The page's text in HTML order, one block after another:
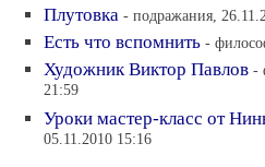
Плутовка - подражания,
Есть что вспомнить -
Художник Виктор Павлов -
21:59
Уроки мастер-класс от
05.11.2010 15:16